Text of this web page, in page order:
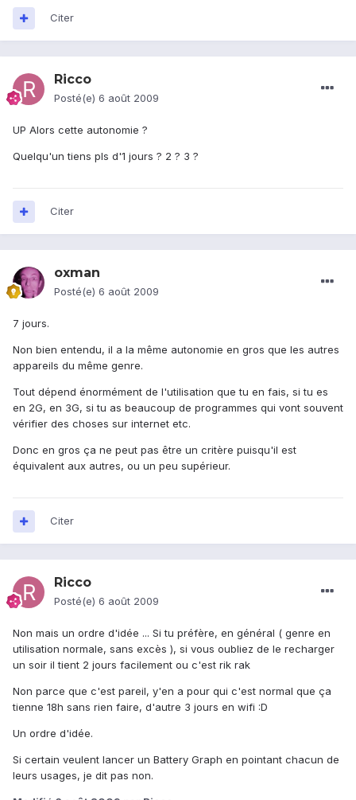
Citer
Ricco
Posté(e) 6 août 2009
UP Alors cette autonomie ?
Quelqu'un tiens pls d'1 jours ? 2 ? 3 ?
Citer
oxman
Posté(e) 6 août 2009
7 jours.
Non bien entendu, il a la même autonomie en gros que les autres
appareils du même genre.
Tout dépend énormément de l'utilisation que tu en fais, si tu es
en 2G, en 3G, si tu as beaucoup de programmes qui vont souvent
vérifier des choses sur internet etc.
Donc en gros ça ne peut pas être un critère puisqu'il est
équivalent aux autres, ou un peu supérieur.
Citer
Ricco
Posté(e) 6 août 2009
Non mais un ordre d'idée ... Si tu préfère, en général ( genre en
utilisation normale, sans excès ), si vous oubliez de le recharger
un soir il tient 2 jours facilement ou c'est rik rak
Non parce que c'est pareil, y'en a pour qui c'est normal que ça
tienne 18h sans rien faire, d'autre 3 jours en wifi :D
Un ordre d'idée.
Si certain veulent lancer un Battery Graph en pointant chacun de
leurs usages, je dit pas non.